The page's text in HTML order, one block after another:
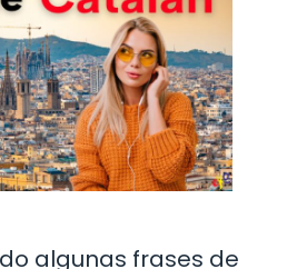
algunas frases de